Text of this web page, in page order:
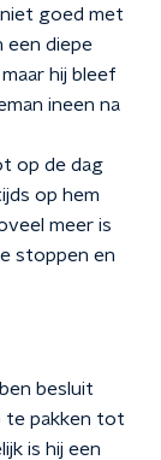
goed met
een diepe
hij bleef
ineen na
op de dag
op hem
meer is
stoppen en
besluit
te pakken tot
is hij een